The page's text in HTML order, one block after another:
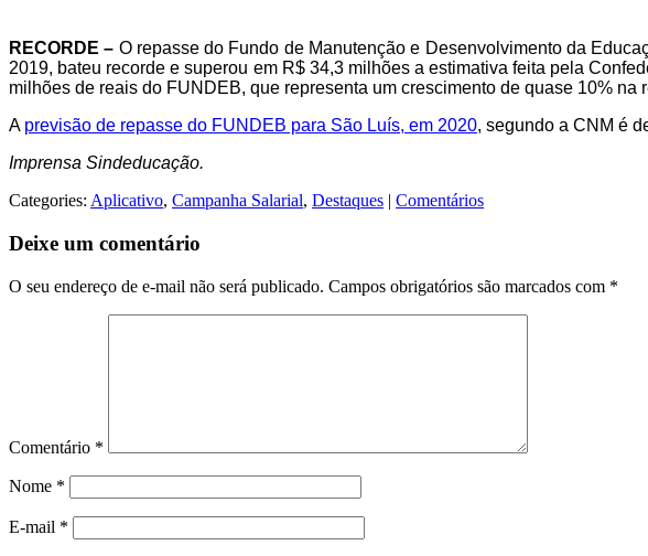
RECORDE – O repasse do Fundo de Manutenção e Desenvolvimento da
2019, bateu recorde e superou em R$ 34,3 milhões a estimativa feita pela
milhões de reais do FUNDEB, que representa um crescimento de quase 10%
A previsão de repasse do FUNDEB para São Luís, em 2020, segundo a CNM é
Imprensa Sindeducação.
Categories: Aplicativo, Campanha Salarial, Destaques | Comentários
Deixe um comentário
O seu endereço de e-mail não será publicado. Campos obrigatórios são marcados com *
Comentário *
Nome *
E-mail *